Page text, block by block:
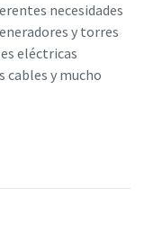
necesidades
y torres
eléctricas
cables y mucho